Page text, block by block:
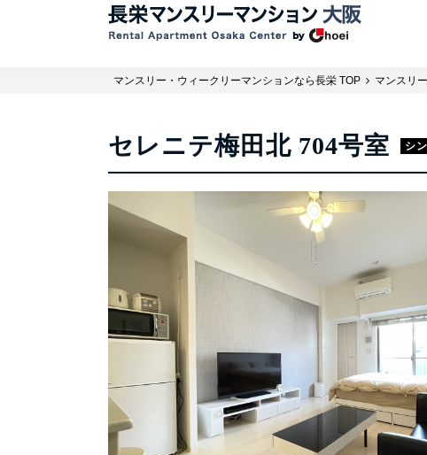
マンスリー・ウィークリーマンションなら長栄 TOP マンスリ
セレニテ梅田北 704号室 シ